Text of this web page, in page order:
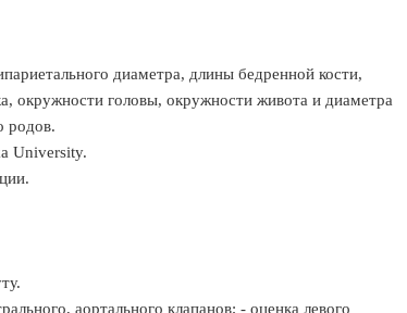
диаметра, длины бедренной кости,
окружности головы, окружности живота и диаметра
родов.
University.
аортального клапанов; - оценка левого